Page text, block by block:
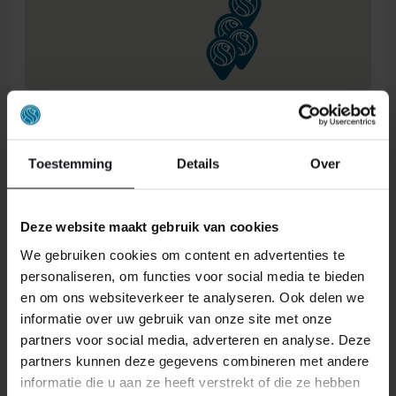
Toestemming Details Over
Deze website maakt gebruik van cookies
We gebruiken cookies om content en advertenties te
personaliseren, om functies voor social media te bieden
en om ons websiteverkeer te analyseren. Ook delen we
informatie over uw gebruik van onze site met onze
partners voor social media, adverteren en analyse. Deze
partners kunnen deze gegevens combineren met andere
informatie die u aan ze heeft verstrekt of die ze hebben
ONS RETOURBELEID
Individuell gestaltete Artikel wie Matratzen,
Lattenroste, Obermatratzen und Boxspring-
Sets fallen NICHT unter die
Rückgabebestimmungen und können von
uns nicht zurückgenommen werden.
Manchmal möchten Sie vielleicht eine Bestellung
zurückgeben. Vielleicht, weil Ihnen das Produkt nicht